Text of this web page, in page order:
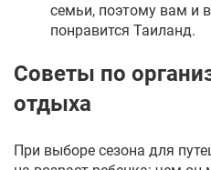
семьи, поэтому вам и
понравится Таиланд.
Советы по
отдыха
При выборе сезона для